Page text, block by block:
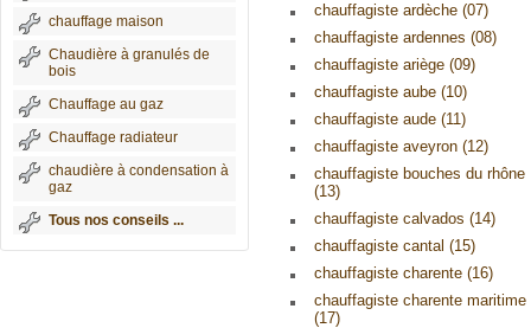
chauffage maison
Chaudière à granulés de
bois
Chauffage au gaz
Chauffage radiateur
chaudière à condensation à
gaz
Tous nos conseils ...
chauffagiste ardèche (07)
chauffagiste ardennes (08)
chauffagiste ariège (09)
chauffagiste aube (10)
chauffagiste aude (11)
chauffagiste aveyron (12)
chauffagiste bouches du rhône
(13)
chauffagiste calvados (14)
chauffagiste cantal (15)
chauffagiste charente (16)
chauffagiste charente maritime
(17)